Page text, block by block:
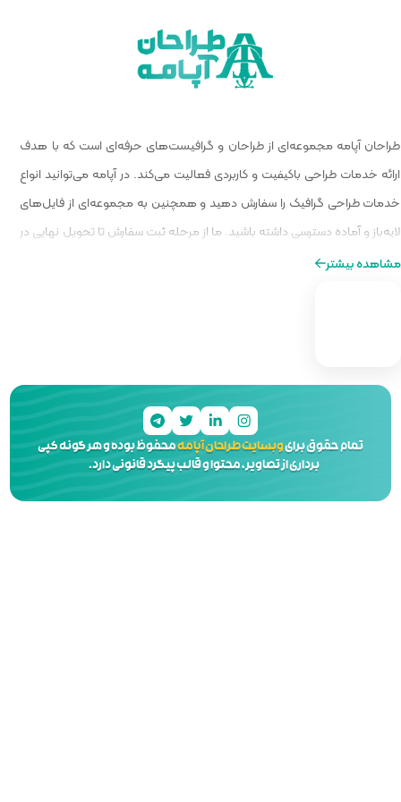
گرافیست‌های حرفه‌ای است که با هدف
می‌کند. در آپامه می‌توانید انواع
همچنین به مجموعه‌ای از فایل‌های
مرحله ثبت سفارش تا تحویل نهایی در
از طراحی را برایتان فراهم کنیم.
محفوظ بوده و هر گونه کپی
و قالب پیگرد قانونی دارد.